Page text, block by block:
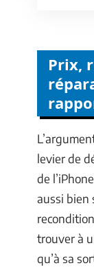
Prix,
levier de
de
aussi bien
trouver à
qu’à sa